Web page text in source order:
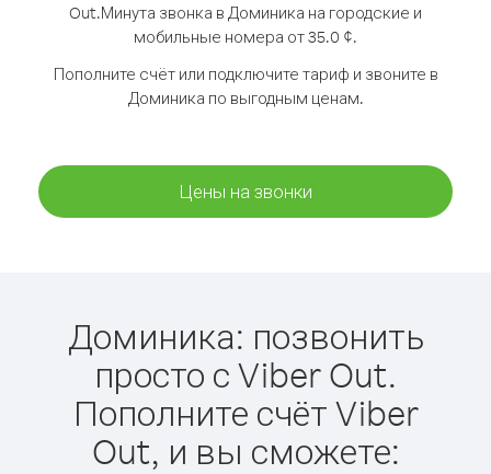
Out.Минута звонка в Доминика на городские и
мобильные номера от 35.0 ¢.
Пополните счёт или подключите тариф и звоните в
Доминика по выгодным ценам.
Цены на звонки
Доминика: позвонить
просто с Viber Out.
Пополните счёт Viber
Out, и вы сможете: